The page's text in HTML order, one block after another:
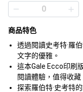
商品特色
透過閱讀史考特·羅
文字的優雅。
這本Gale Ecco印刷
閱讀體驗，值得收藏
探索羅伯特·史考特